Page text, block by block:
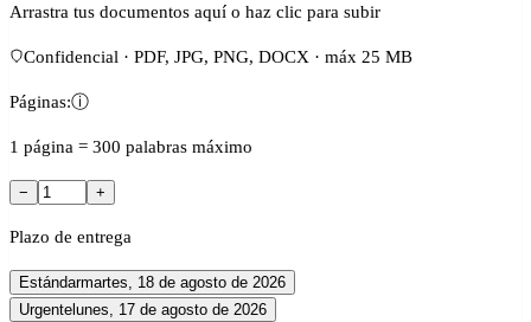
Arrastra tus documentos aquí o haz clic para subir
Confidencial · PDF, JPG, PNG, DOCX · máx 25 MB
Páginas:ⓘ
1 página = 300 palabras máximo
− +
Plazo de entrega
Estándarmartes, 18 de agosto de 2026
Urgentelunes, 17 de agosto de 2026